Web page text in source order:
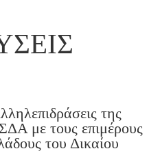
της
με τους επιμέρους
του Δικαίου